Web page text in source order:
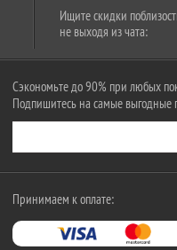
Ищите скидки
не выходя из чата:
Сэкономьте до 90% при любых
Подпишитесь на самые выгодные
Принимаем к оплате: